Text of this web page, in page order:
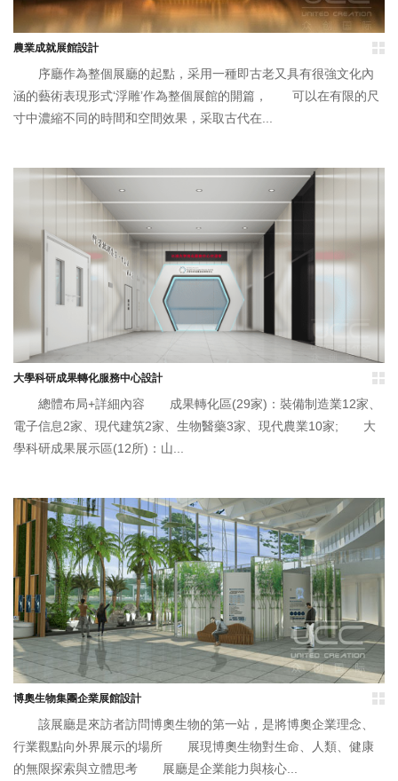
農業成就展館設計
序廳作為整個展廳的起點，采用一種即古老又具有很強文化內
涵的藝術表現形式‘浮雕’作為整個展館的開篇， 可以在有限的尺
寸中濃縮不同的時間和空間效果，采取古代在...
大學科研成果轉化服務中心設計
總體布局+詳細內容 成果轉化區(29家)：裝備制造業12家、
電子信息2家、現代建筑2家、生物醫藥3家、現代農業10家; 大
學科研成果展示區(12所)：山...
博奧生物集團企業展館設計
該展廳是來訪者訪問博奧生物的第一站，是將博奧企業理念、
行業觀點向外界展示的場所 展現博奧生物對生命、人類、健康
的無限探索與立體思考 展廳是企業能力與核心...